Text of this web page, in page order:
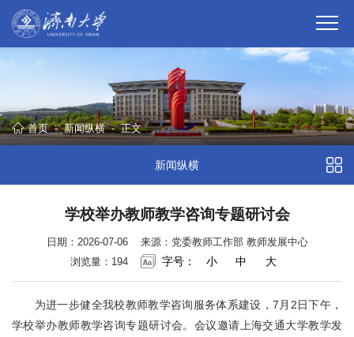
首页 - 新闻纵横 - 正文
新闻纵横
学校举办教师教学咨询专题研讨会
日期：2026-07-06
来源：党委教师工作部 教师发展中心
浏览量： 194 字号： 小 中 大
为进一步健全我校教师教学咨询服务体系建设，7月2日下午，
学校举办教师教学咨询专题研讨会。会议邀请上海交通大学教学发